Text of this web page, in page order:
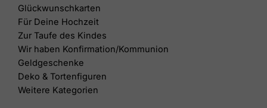
Glückwunschkarten
Für Deine Hochzeit
Zur Taufe des Kindes
Wir haben Konfirmation/Kommunion
Geldgeschenke
Deko & Tortenfiguren
Weitere Kategorien